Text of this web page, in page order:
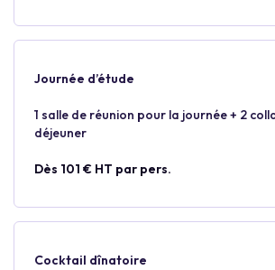
Journée d’étude
1 salle de réunion pour la journée + 2
déjeuner
Dès 101 € HT par pers.
Cocktail dînatoire